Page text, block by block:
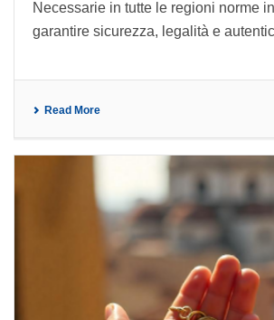
Necessarie in tutte le regioni norme
garantire sicurezza, legalità e
Read More